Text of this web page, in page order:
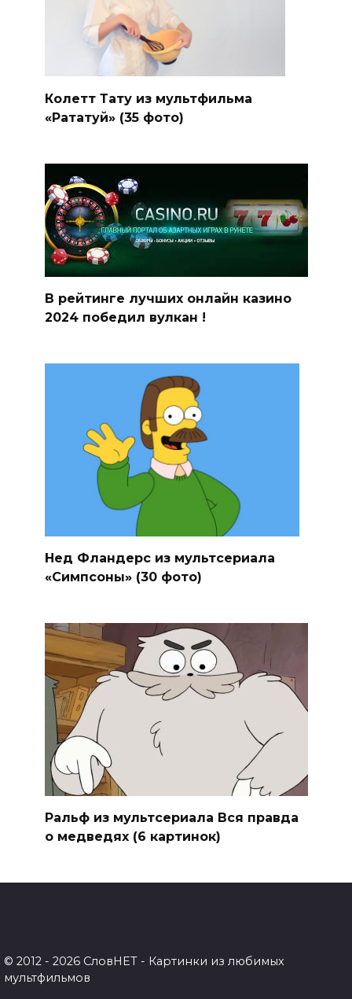
Колетт Тату из мультфильма
«Рататуй» (35 фото)
В рейтинге лучших онлайн казино
2024 победил вулкан !
Нед Фландерс из мультсериала
«Симпсоны» (30 фото)
Ральф из мультсериала Вся правда
о медведях (6 картинок)
© 2012 - 2026 СловНЕТ - Картинки из любимых
мультфильмов